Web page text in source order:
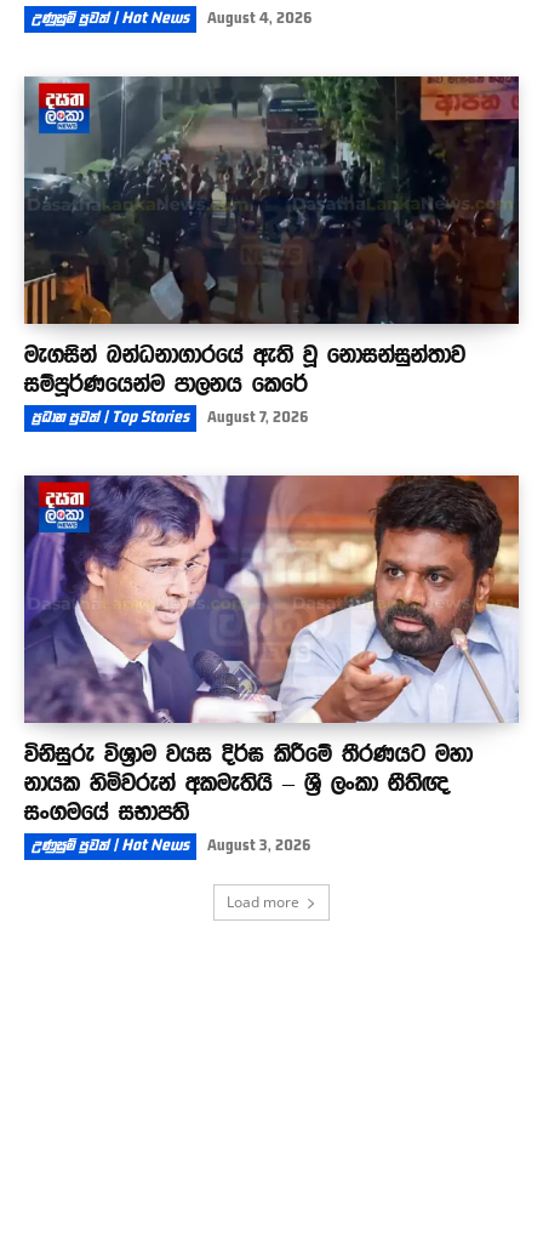
උණුසුම් පුවත් | Hot News August 4, 2026
මැගසින් බන්ධනාගාරයේ ඇති වූ නොසන්සුන්තාව
සම්පූර්ණයෙන්ම පාලනය කෙරේ
ප්‍රධාන පුවත් | Top Stories August 7, 2026
විනිසුරු විශ්‍රාම වයස දිර්ඝ කිරීමේ තීරණයට මහා
නායක හිමිවරුන් අකමැතියි – ශ්‍රී ලංකා නීතිඥ
සංගමයේ සභාපති
උණුසුම් පුවත් | Hot News August 3, 2026
Load more